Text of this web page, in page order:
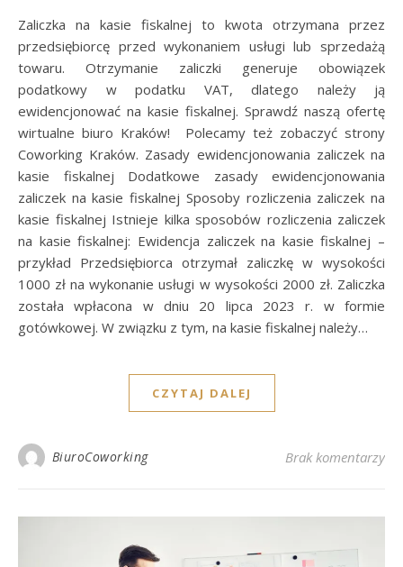
Zaliczka na kasie fiskalnej to kwota otrzymana przez
przedsiębiorcę przed wykonaniem usługi lub sprzedażą
towaru. Otrzymanie zaliczki generuje obowiązek
podatkowy w podatku VAT, dlatego należy ją
ewidencjonować na kasie fiskalnej. Sprawdź naszą ofertę
wirtualne biuro Kraków! Polecamy też zobaczyć strony
Coworking Kraków. Zasady ewidencjonowania zaliczek na
kasie fiskalnej Dodatkowe zasady ewidencjonowania
zaliczek na kasie fiskalnej Sposoby rozliczenia zaliczek na
kasie fiskalnej Istnieje kilka sposobów rozliczenia zaliczek
na kasie fiskalnej: Ewidencja zaliczek na kasie fiskalnej –
przykład Przedsiębiorca otrzymał zaliczkę w wysokości
1000 zł na wykonanie usługi w wysokości 2000 zł. Zaliczka
została wpłacona w dniu 20 lipca 2023 r. w formie
gotówkowej. W związku z tym, na kasie fiskalnej należy…
CZYTAJ DALEJ
BiuroCoworking Brak komentarzy